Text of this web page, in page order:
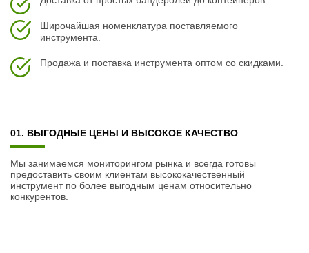
Стандарт безопасности CAT III 600В, CAT II 1000В
Тип питания 2 х ААА (1,5 В)
Размеры 242 х 90 х 40 мм
Вес 0,220 кг
Широчайшая номенклатура поставляемого
инструмента.
Продажа и поставка инструмента оптом со скидками.
01. ВЫГОДНЫЕ ЦЕНЫ И ВЫСОКОЕ КАЧЕСТВО
Мы занимаемся мониторингом рынка и всегда готовы
предоставить своим клиентам высококачественный
инструмент по более выгодным ценам относительно
конкурентов.